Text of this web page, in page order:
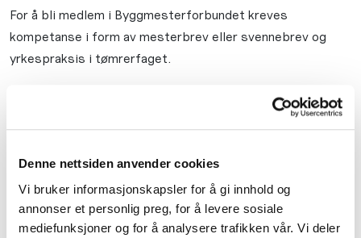
Denne nettsiden anvender cookies
Vi bruker informasjonskapsler for å gi innhold og
annonser et personlig preg, for å levere sosiale
mediefunksjoner og for å analysere trafikken vår. Vi deler
For å bli medlem i Byggmesterforbundet kreves
kompetanse i form av mesterbrev eller svennebrev og
yrkespraksis i tømrerfaget.
Kunnskap videreutvikles kontinuerlig
løsninger og regelverk. Vi lever i en tid med store og
hyppige endringer. Med våre tilbud om kurs, webinarer og
etterutdanning til medlemmene sørger vi for at de kan
holde seg oppdatert på nye myndighetskrav og nye